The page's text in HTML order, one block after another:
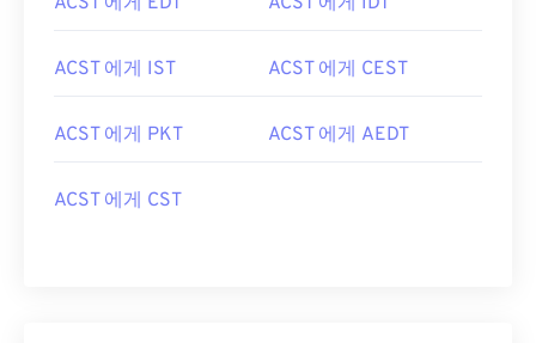
ACST 에게 IST ACST 에게 CEST
ACST 에게 PKT ACST 에게 AEDT
ACST 에게 CST